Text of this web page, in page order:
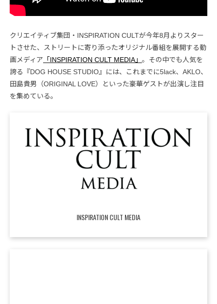
クリエイティブ集団・INSPIRATION CULTが今年8月よりスター
トさせた、ストリートに寄り添ったオリジナル番組を展開する動
画メディア 「INSPIRATION CULT MEDIA」 。その中でも人気を
誇る『DOG HOUSE STUDIO』には、これまでに5lack、AKLO、
田島貴男（ORIGINAL LOVE）といった豪華ゲストが出演し注目
を集めている。
INSPIRATION CULT MEDIA